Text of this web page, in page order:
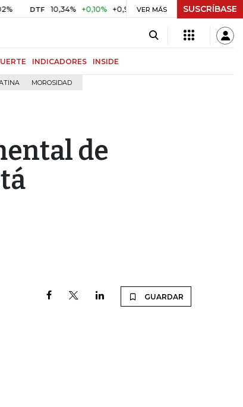
+0,10% +0,98% UVR $ 416,91 +$ 0,05 +0,01%
VER MÁS SUSCRÍBASE
INDICADORES INSIDE
MOROSIDAD
de
GUARDAR